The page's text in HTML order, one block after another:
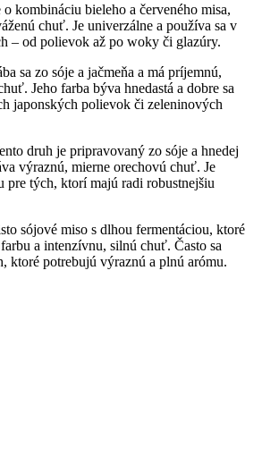
o kombináciu bieleho a červeného misa,
chuť. Je univerzálne a používa sa v
– od polievok až po woky či glazúry.
sa zo sóje a jačmeňa a má príjemnú,
Jeho farba býva hnedastá a dobre sa
japonských polievok či zeleninových
druh je pripravovaný zo sóje a hnedej
výraznú, mierne orechovú chuť. Je
tých, ktorí majú radi robustnejšiu
sójové miso s dlhou fermentáciou, ktoré
a intenzívnu, silnú chuť. Často sa
ktoré potrebujú výraznú a plnú arómu.